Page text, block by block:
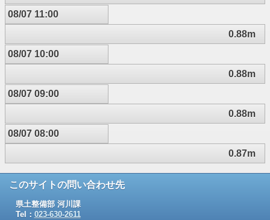
08/07 11:00
0.88m
08/07 10:00
0.88m
08/07 09:00
0.88m
08/07 08:00
0.87m
このサイトの問い合わせ先
県土整備部 河川課
Tel： 023-630-2611